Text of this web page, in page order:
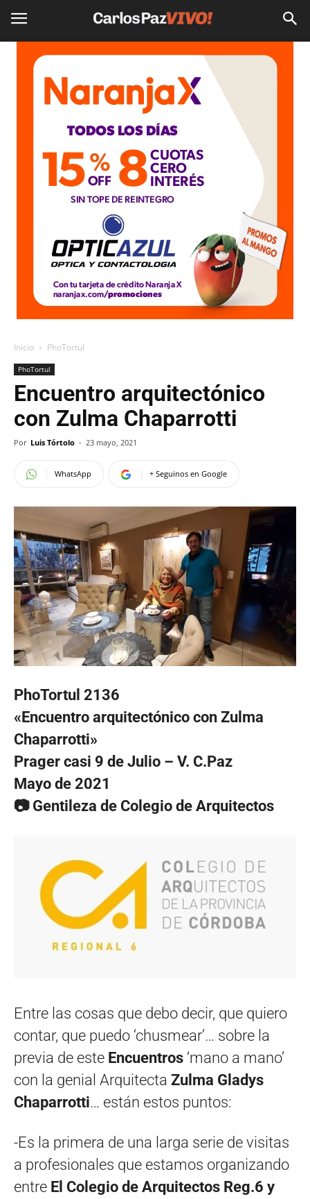
Inicio PhoTortul
PhoTortul
Encuentro arquitectónico
con Zulma Chaparrotti
Por Luis Tórtolo - 23 mayo, 2021
WhatsApp + Seguinos en Google
PhoTortul 2136
«Encuentro arquitectónico con Zulma
Chaparrotti»
Prager casi 9 de Julio – V. C.Paz
Mayo de 2021
📷 Gentileza de Colegio de Arquitectos
Entre las cosas que debo decir, que quiero
contar, que puedo ‘chusmear’… sobre la
previa de este Encuentros ‘mano a mano’
con la genial Arquitecta Zulma Gladys
Chaparrotti… están estos puntos:
-Es la primera de una larga serie de visitas
a profesionales que estamos organizando
entre El Colegio de Arquitectos Reg.6 y